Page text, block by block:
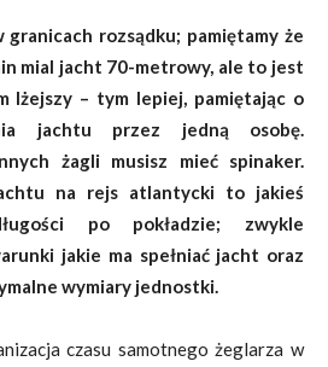
granicach rozsądku; pamiętamy że
mial jacht 70-metrowy, ale to jest
lżejszy – tym lepiej, pamiętając o
jachtu przez jedną osobę.
żagli musisz mieć spinaker.
na rejs atlantycki to jakieś
po pokładzie; zwykle
jakie ma spełniać jacht oraz
wymiary jednostki.
czasu samotnego żeglarza w